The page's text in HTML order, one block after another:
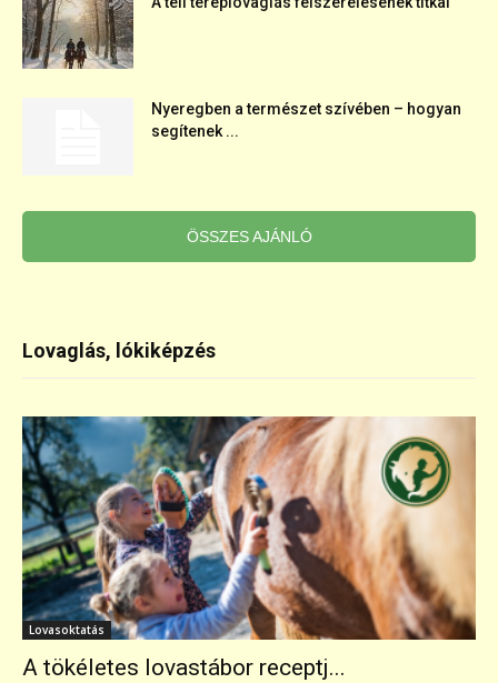
Nyeregben a természet szívében – hogyan
segítenek ...
ÖSSZES AJÁNLÓ
Lovaglás, lókiképzés
Lovasoktatás
A tökéletes lovastábor receptj...